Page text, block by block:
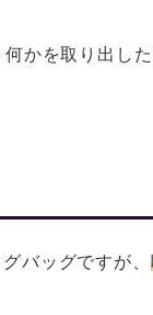
かを取り出し
バッグですが、